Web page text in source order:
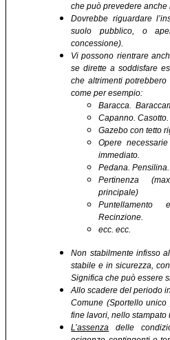
che può prevedere anche
Dovrebbe riguardare
suolo pubblico, o
concessione).
Vi possono rientrare
se dirette a soddisfare
che altrimenti
come per esempio:
Baracca.
Capanno.
Gazebo con tetto
Opere
immediato.
Pedana.
Pertinenza
principale)
Puntellamento
Recinzione.
ecc. ecc.
Non stabilmente infisso
stabile e in sicurezza,
Significa che può essere
Allo scadere del periodo
Comune (Sportello
fine lavori, nello stampato
L’assenza delle